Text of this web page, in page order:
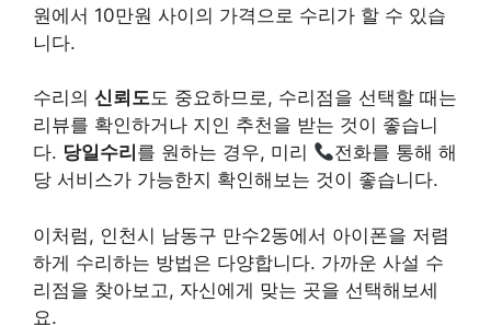
원에서 10만원 사이의 가격으로 수리가 할 수 있습
니다.
수리의 신뢰도도 중요하므로, 수리점을 선택할 때는
리뷰를 확인하거나 지인 추천을 받는 것이 좋습니
다. 당일수리 를 원하는 경우, 미리
전화를 통해 해
당 서비스가 가능한지 확인해보는 것이 좋습니다.
이처럼, 인천시 남동구 만수2동에서 아이폰을 저렴
하게 수리하는 방법은 다양합니다. 가까운 사설 수
리점을 찾아보고, 자신에게 맞는 곳을 선택해보세
요.